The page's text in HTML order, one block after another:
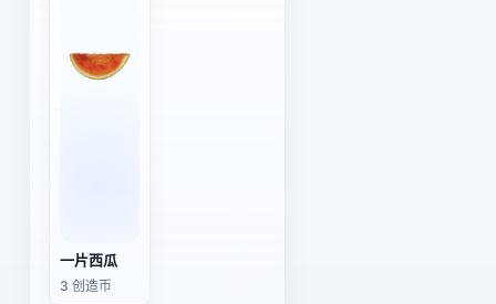
一片西瓜
3 创造币